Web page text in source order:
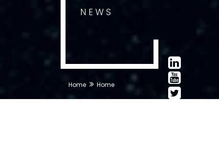
NEWS
Home Home